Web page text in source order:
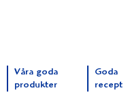
Våra goda
produkter
Goda
recept